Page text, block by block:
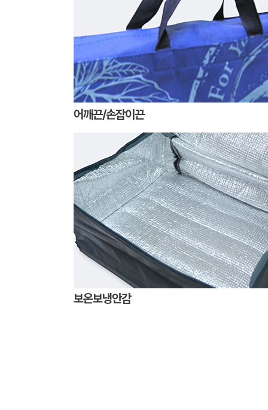
어깨끈/손잡이끈
보온보냉안감